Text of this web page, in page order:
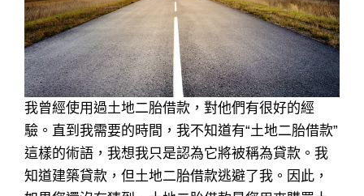
我曾經使用過土地二胎借款，對他們有很好的經
驗。直到我需要的時間，我不知道有“土地二胎借款”
這樣的術語，我想我只是認為它將被稱為貸款。我
知道建築貸款，但土地二胎借款逃避了我。因此，